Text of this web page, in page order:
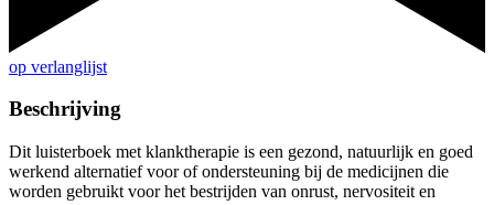
op verlanglijst
Beschrijving
Dit luisterboek met klanktherapie is een gezond, natuurlijk en goed
werkend alternatief voor of ondersteuning bij de medicijnen die
worden gebruikt voor het bestrijden van onrust, nervositeit en